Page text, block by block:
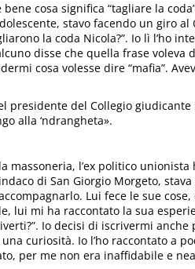
cosa significa “tagliare la
stavo facendo un giro
la coda Nicola?”. Io lì l’ho
disse che quella frase voleva
cosa volesse dire “mafia”.
presidente del Collegio giudicante
alla ‘ndrangheta».
massoneria, l’ex politico
di San Giorgio Morgeto,
Lui fece le sue
lui mi ha raccontato la sua
Io decisi di iscrivermi
curiosità. Io l’ho raccontato a
per me non era inaffidabile e